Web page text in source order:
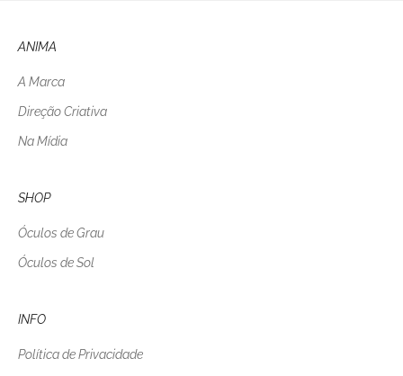
ANIMA
A Marca
Direção Criativa
Na Mídia
SHOP
Óculos de Grau
Óculos de Sol
INFO
Política de Privacidade